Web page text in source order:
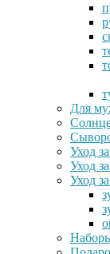
Для
Уход
Уход
Уход